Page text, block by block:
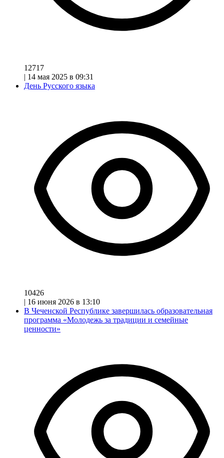
12717
| 14 мая 2025 в 09:31
День Русского языка
10426
| 16 июня 2026 в 13:10
В Чеченской Республике завершилась образовательная
программа «Молодежь за традиции и семейные
ценности»